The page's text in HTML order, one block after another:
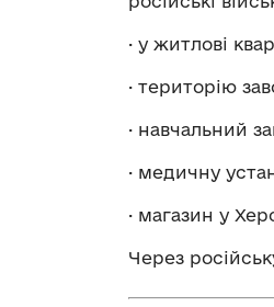
· у житлові
· територію
· навчальний
· медичну
· магазин у
Через